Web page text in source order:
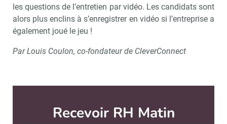
les questions de l’entretien par vidéo. Les candidats sont
alors plus enclins à s’enregistrer en vidéo si l’entreprise a
également joué le jeu !
Par Louis Coulon, co-fondateur de CleverConnect
Recevoir RH Matin